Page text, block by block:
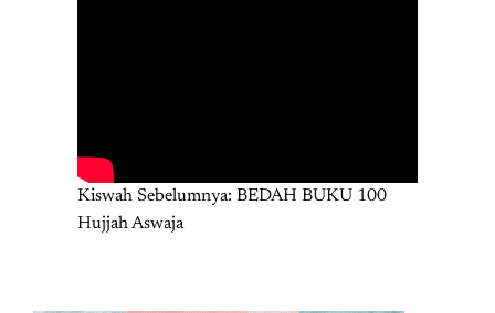
Kiswah Sebelumnya: BEDAH BUKU 100
Hujjah Aswaja